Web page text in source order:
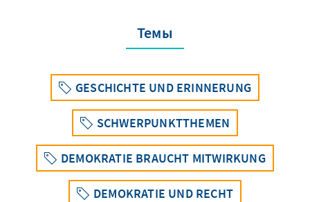
Темы
GESCHICHTE UND ERINNERUNG
SCHWERPUNKTTHEMEN
DEMOKRATIE BRAUCHT MITWIRKUNG
DEMOKRATIE UND RECHT